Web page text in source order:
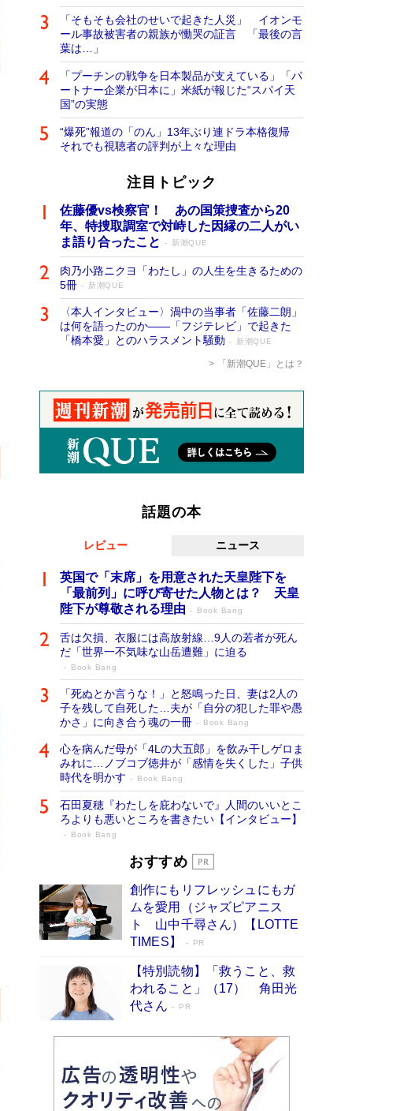
「そもそも会社のせいで起きた人災」 イオンモ
ール事故被害者の親族が慟哭の証言 「最後の言
葉は…」
「プーチンの戦争を日本製品が支えている」「パ
ートナー企業が日本に」米紙が報じた“スパイ天
国”の実態
“爆死”報道の「のん」13年ぶり連ドラ本格復帰
それでも視聴者の評判が上々な理由
注目トピック
佐藤優vs検察官！ あの国策捜査から20
年、特捜取調室で対峙した因縁の二人がい
ま語り合ったこと
新潮QUE
肉乃小路ニクヨ「わたし」の人生を生きるための
5冊
新潮QUE
〈本人インタビュー〉渦中の当事者「佐藤二朗」
は何を語ったのか――「フジテレビ」で起きた
「橋本愛」とのハラスメント騒動
新潮QUE
「新潮QUE」とは？
話題の本
レビュー ニュース
英国で「末席」を用意された天皇陛下を
「最前列」に呼び寄せた人物とは？ 天皇
陛下が尊敬される理由
Book Bang
舌は欠損、衣服には高放射線…9人の若者が死ん
だ「世界一不気味な山岳遭難」に迫る
Book Bang
「死ぬとか言うな！」と怒鳴った日、妻は2人の
子を残して自死した…夫が「自分の犯した罪や愚
かさ」に向き合う魂の一冊
Book Bang
心を病んだ母が「4Lの大五郎」を飲み干しゲロま
みれに…ノブコブ徳井が「感情を失くした」子供
時代を明かす
Book Bang
石田夏穂『わたしを庇わないで』人間のいいとこ
ろよりも悪いところを書きたい【インタビュー】
Book Bang
「叱って伸びるやつは、褒めたらもっと伸
た“人を育てるコツ”…芸への考え方を明か
す
Book Bang
「『火垂るの墓』は、大嘘である」原作者が抱き
続けた“自責の念”とは…「自己憐憫は描きたくな
い」監督が徹底的にこだわったこと（後編） #
戦争の記憶
Book Bang
美輪明宏 晩年の回答を集めた『ほほえんで生き
るための人生相談』がランクイン［エンターテイ
メントベストセラー］
Book Bang
「宇宙兄弟」最終46巻がベストセラー1位 宇宙
開発への関心を押し上げた18年の物語に幕 特装
版には「宇宙で描かれたマンガ」も収録
Book Bang
おすすめ
創作にもリフレッシュにもガ
ムを愛用（ジャズピアニス
ト 山中千尋さん）【LOTTE
TIMES】
PR
【特別読物】「救うこと、救
われること」（17） 角田光
代さん
PR